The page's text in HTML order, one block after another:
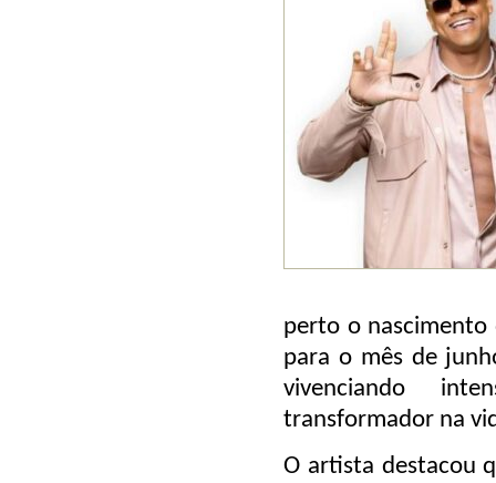
perto o nascimento
para o mês de
vivenciando
transformador na
O artista destacou